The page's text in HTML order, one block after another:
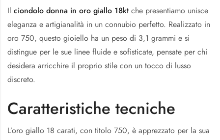
Il ciondolo donna in oro giallo 18ktche presentiamo unisce
eleganza e artigianalità in un connubio perfetto. Realizzato in
oro 750, questo gioiello ha un peso di 3,1 grammi e si
distingue per le sue linee fluide e sofisticate, pensate per chi
desidera arricchire il proprio stile con un tocco di lusso
discreto.
Caratteristiche tecniche
L’oro giallo 18 carati, con titolo 750, è apprezzato per la sua